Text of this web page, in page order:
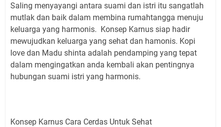
Saling menyayangi antara suami dan istri itu sangatlah
mutlak dan baik dalam membina rumahtangga menuju
keluarga yang harmonis. Konsep Karnus siap hadir
mewujudkan keluarga yang sehat dan hamonis. Kopi
love dan Madu shinta adalah pendamping yang tepat
dalam mengingatkan anda kembali akan pentingnya
hubungan suami istri yang harmonis.
Konsep Karnus Cara Cerdas Untuk Sehat